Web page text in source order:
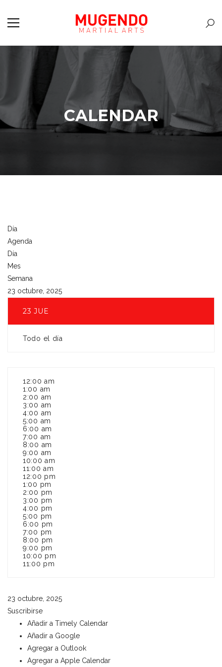
CALENDAR
Día
Agenda
Día
Mes
Semana
23 octubre, 2025
23 JUE
Todo el día
12:00 am
1:00 am
2:00 am
3:00 am
4:00 am
5:00 am
6:00 am
7:00 am
8:00 am
9:00 am
10:00 am
11:00 am
12:00 pm
1:00 pm
2:00 pm
3:00 pm
4:00 pm
5:00 pm
6:00 pm
7:00 pm
8:00 pm
9:00 pm
10:00 pm
11:00 pm
23 octubre, 2025
Suscribirse
Añadir a Timely Calendar
Añadir a Google
Agregar a Outlook
Agregar a Apple Calendar